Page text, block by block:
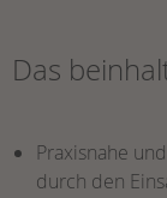
Das
Praxisnahe
durch den